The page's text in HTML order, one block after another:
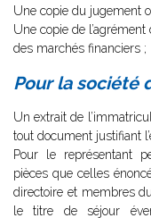
Une copie du jugement
Une copie de
des marchés financiers ;
Pour la société
Un extrait de
tout document justifiant
Pour le représentant
pièces que celles
directoire et membres
le titre de séjour